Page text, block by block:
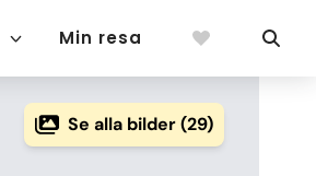
Min resa
Se alla bilder (29)